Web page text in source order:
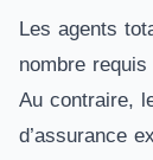
Les agents
nombre
Au contraire,
d’assurance